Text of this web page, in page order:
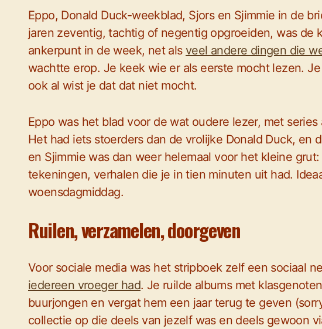
Eppo, Donald Duck-weekblad, Sjors en Sjimmie in de
jaren zeventig, tachtig of negentig opgroeiden, was de
ankerpunt in de week, net als veel andere dingen die
wachtte erop. Je keek wie er als eerste mocht lezen.
ook al wist je dat dat niet mocht.
Eppo was het blad voor de wat oudere lezer, met series
Het had iets stoerders dan de vrolijke Donald Duck, en
en Sjimmie was dan weer helemaal voor het kleine
tekeningen, verhalen die je in tien minuten uit had.
woensdagmiddag.
Ruilen, verzamelen, doorgeven
Voor sociale media was het stripboek zelf een sociaal
iedereen vroeger had. Je ruilde albums met
buurjongen en vergat hem een jaar terug te geven
collectie op die deels van jezelf was en deels gewoon